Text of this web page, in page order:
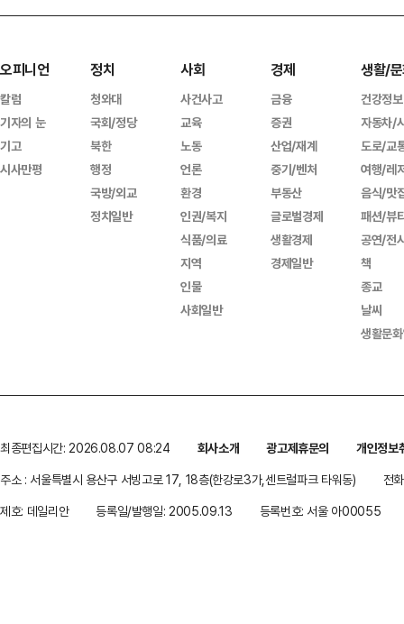
오피니언
칼럼
기자의 눈
기고
시사만평
정치
청와대
국회/정당
북한
행정
국방/외교
정치일반
사회
사건사고
교육
노동
언론
환경
인권/복지
식품/의료
지역
인물
사회일반
경제
금융
증권
산업/재계
중기/벤처
부동산
글로벌경제
생활경제
경제일반
생활/
건강정보
자동차/
도로/교
여행/레
음식/맛
패션/뷰
공연/전
책
종교
날씨
생활문
최종편집시간: 2026.08.07 08:24 회사소개 광고제휴문의
개인정보
주소 : 서울특별시 용산구 서빙고로 17, 18층(한강로3가,센트럴파크 타워동)
전
제호: 데일리안
등록일/발행일: 2005.09.13 등록번호: 서울 아00055